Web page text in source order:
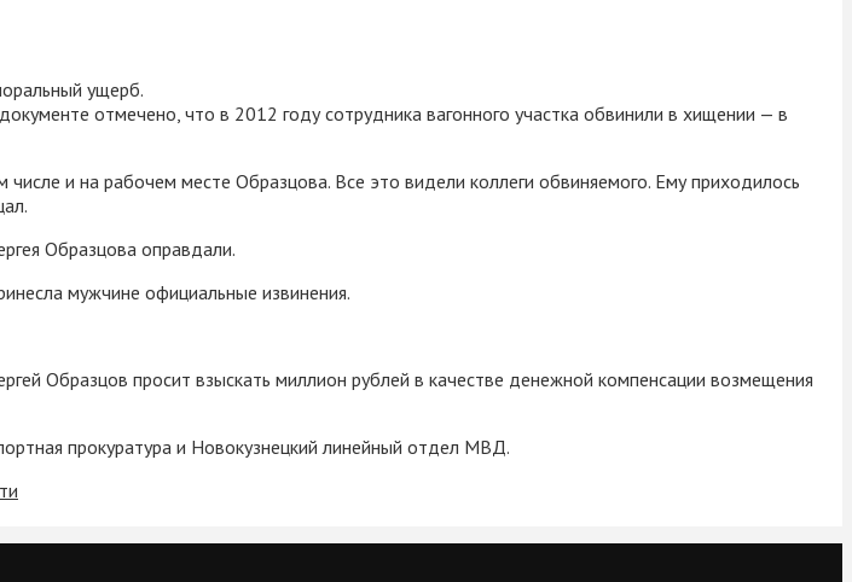
ущерб.
отмечено, что в 2012 году сотрудника вагонного участка обвинили в хищении — в
и на рабочем месте Образцова. Все это видели коллеги обвиняемого. Ему приходилось
Образцова оправдали.
мужчине официальные извинения.
Образцов просит взыскать миллион рублей в качестве денежной компенсации возмещения
прокуратура и Новокузнецкий линейный отдел МВД.